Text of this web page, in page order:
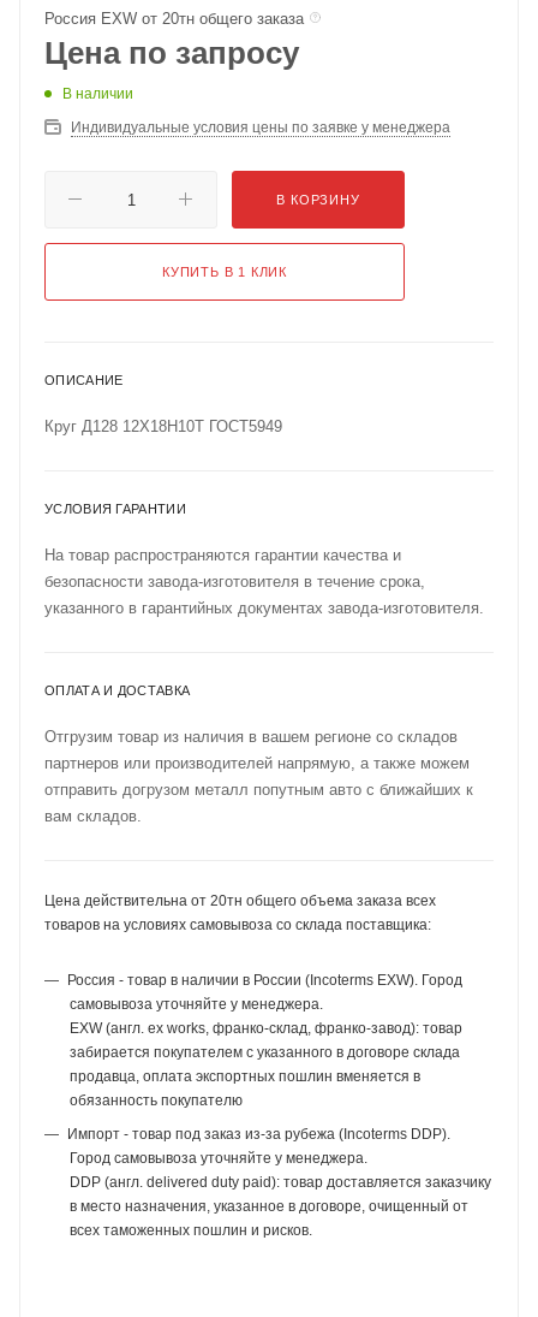
Россия EXW от 20тн общего заказа
Цена по запросу
В наличии
Индивидуальные условия цены по заявке у менеджера
В КОРЗИНУ
КУПИТЬ В 1 КЛИК
ОПИСАНИЕ
Круг Д128 12Х18Н10Т ГОСТ5949
УСЛОВИЯ ГАРАНТИИ
На товар распространяются гарантии качества и
безопасности завода-изготовителя в течение срока,
указанного в гарантийных документах завода-изготовителя.
ОПЛАТА И ДОСТАВКА
Отгрузим товар из наличия в вашем регионе со складов
партнеров или производителей напрямую, а также можем
отправить догрузом металл попутным авто с ближайших к
вам складов.
Цена действительна от 20тн общего объема заказа всех
товаров на условиях самовывоза со склада поставщика:
Россия - товар в наличии в России (Incoterms EXW). Город
самовывоза уточняйте у менеджера.
EXW (англ. ex works, франко-склад, франко-завод): товар
забирается покупателем с указанного в договоре склада
продавца, оплата экспортных пошлин вменяется в
обязанность покупателю
Импорт - товар под заказ из-за рубежа (Incoterms DDP).
Город самовывоза уточняйте у менеджера.
DDP (англ. delivered duty paid): товар доставляется заказчику
в место назначения, указанное в договоре, очищенный от
всех таможенных пошлин и рисков.